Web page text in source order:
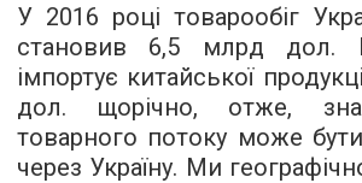
У 2016 році товарообіг
становив 6,5 млрд дол.
імпортує китайської
дол. щорічно, отже,
товарного потоку може
через Україну. Ми